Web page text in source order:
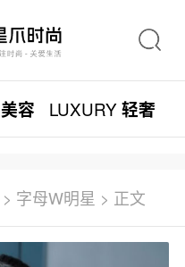
美容 LUXURY轻奢
> 字母W明星 > 正文